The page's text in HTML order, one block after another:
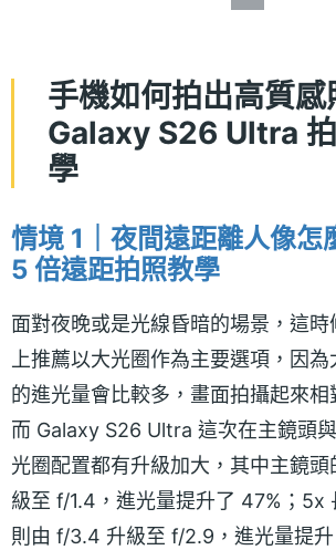
手機如何拍出高質感
Galaxy S26 Ultra
學
情境 1｜夜間遠距離人像怎
5 倍遠距拍照教學
面對夜晚或是光線昏暗的場景，這
上推薦以大光圈作為主要選項，因為
的進光量會比較多，畫面拍攝起來相
而 Galaxy S26 Ultra 這次在主鏡頭
光圈配置都有升級加大，其中主鏡頭
級至 f/1.4，進光量提升了 47%；5x
則由 f/3.4 升級至 f/2.9，進光量提升